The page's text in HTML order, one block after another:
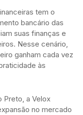
tem o
bancário das
suas finanças e
Nesse cenário,
ganham cada vez
às
Preto, a Velox
no mercado